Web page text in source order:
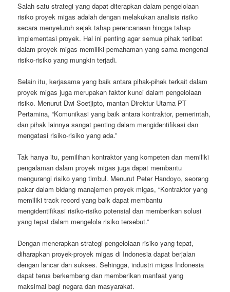
Salah satu strategi yang dapat diterapkan dalam pengelolaan
risiko proyek migas adalah dengan melakukan analisis risiko
secara menyeluruh sejak tahap perencanaan hingga tahap
implementasi proyek. Hal ini penting agar semua pihak terlibat
dalam proyek migas memiliki pemahaman yang sama mengenai
risiko-risiko yang mungkin terjadi.
Selain itu, kerjasama yang baik antara pihak-pihak terkait dalam
proyek migas juga merupakan faktor kunci dalam pengelolaan
risiko. Menurut Dwi Soetjipto, mantan Direktur Utama PT
Pertamina, “Komunikasi yang baik antara kontraktor, pemerintah,
dan pihak lainnya sangat penting dalam mengidentifikasi dan
mengatasi risiko-risiko yang ada.”
Tak hanya itu, pemilihan kontraktor yang kompeten dan memiliki
pengalaman dalam proyek migas juga dapat membantu
mengurangi risiko yang timbul. Menurut Peter Handoyo, seorang
pakar dalam bidang manajemen proyek migas, “Kontraktor yang
memiliki track record yang baik dapat membantu
mengidentifikasi risiko-risiko potensial dan memberikan solusi
yang tepat dalam mengelola risiko tersebut.”
Dengan menerapkan strategi pengelolaan risiko yang tepat,
diharapkan proyek-proyek migas di Indonesia dapat berjalan
dengan lancar dan sukses. Sehingga, industri migas Indonesia
dapat terus berkembang dan memberikan manfaat yang
maksimal bagi negara dan masyarakat.